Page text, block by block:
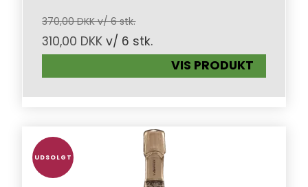
370,00 DKK v/ 6 stk.
310,00 DKK v/ 6 stk.
VIS PRODUKT
UDSOLGT